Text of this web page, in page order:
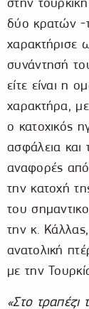
δύο κρατών -
χαρακτήρισε
συνάντησή
είτε είναι η
χαρακτήρα,
ο κατοχικός
ασφάλεια και
αναφορές
την κατοχή
του
την κ.
ανατολική
με την
«Στο τραπέζι